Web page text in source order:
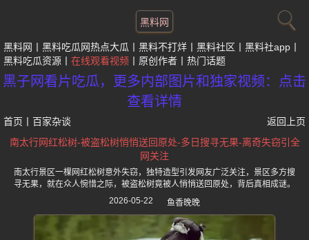
黑料网
黑料网 黑料吃瓜网热点大瓜 黑料不打烊 黑料社区
黑料社app
黑料吃瓜资源
在线观看视频 原创作者 热门话题
黑子网看片吃瓜，更多内部图片和独家视频：点击
查看详情
首页 百家杂谈
返回上页
南太行网红松树-被盗松树悄悄送回原处-多日搜寻无果-离奇失窃引全
网关注
南太行景区一棵网红松树意外失窃，独特造型引发网友广泛关注，景区多方搜
寻无果，就在众人惋惜之际，被盗松树竟被人悄悄送回原处，背后真相成谜。
2026-05-22
鱼香晚晚